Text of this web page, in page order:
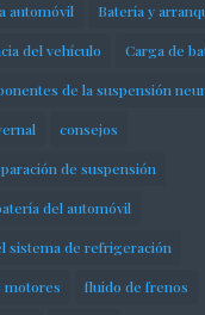
automóvil Batería y
del vehículo Carga de
de la suspensión
consejos
de suspensión
del automóvil
sistema de refrigeración
motores fluido de frenos